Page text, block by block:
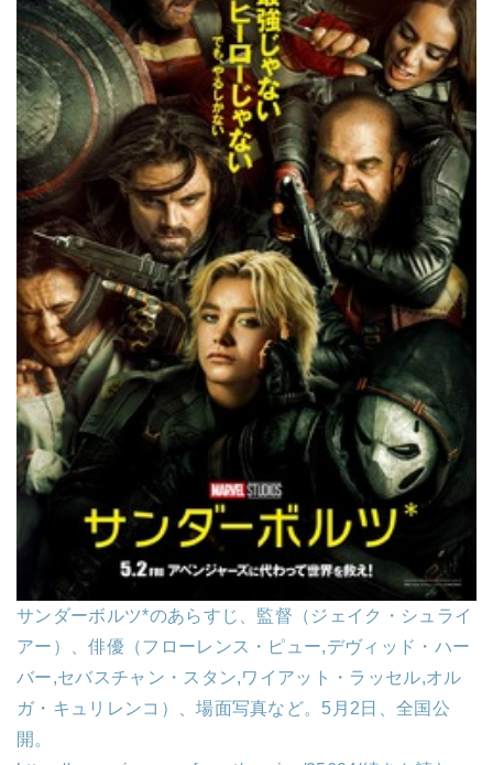
サンダーボルツ*のあらすじ、監督（ジェイク・シュライ
アー）、俳優（フローレンス・ピュー,デヴィッド・ハー
バー,セバスチャン・スタン,ワイアット・ラッセル,オル
ガ・キュリレンコ）、場面写真など。5月2日、全国公
開。